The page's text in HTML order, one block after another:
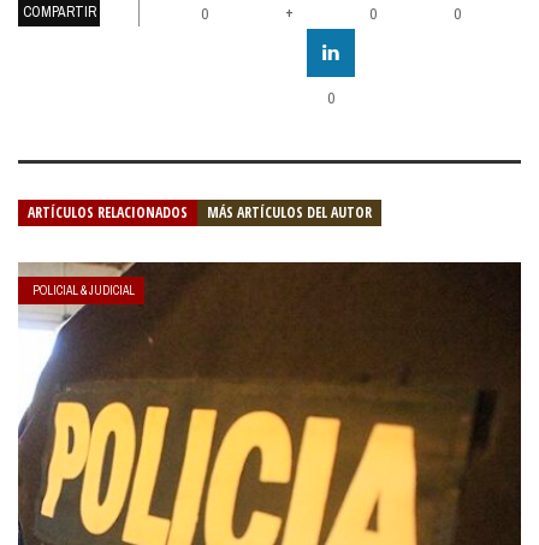
COMPARTIR 0 + 0 0
0
ARTÍCULOS RELACIONADOS MÁS ARTÍCULOS DEL AUTOR
POLICIAL & JUDICIAL